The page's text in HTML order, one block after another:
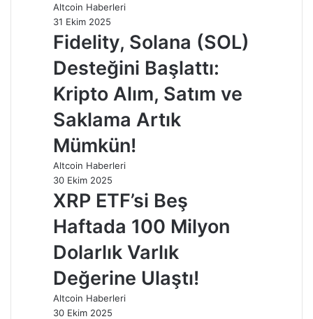
Altcoin Haberleri
31 Ekim 2025
Fidelity, Solana (SOL)
Desteğini Başlattı:
Kripto Alım, Satım ve
Saklama Artık
Mümkün!
Altcoin Haberleri
30 Ekim 2025
XRP ETF’si Beş
Haftada 100 Milyon
Dolarlık Varlık
Değerine Ulaştı!
Altcoin Haberleri
30 Ekim 2025